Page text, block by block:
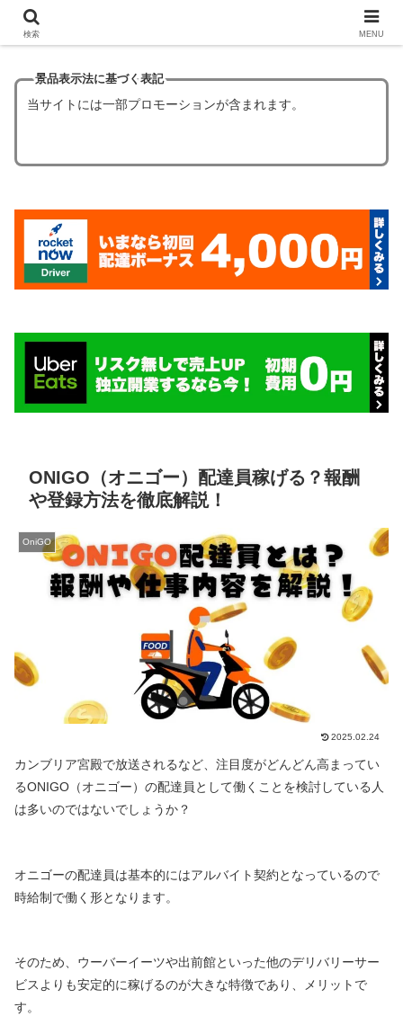
景品表示法に基づく表記
当サイトには一部プロモーションが含まれます。
ONIGO（オニゴー）配達員稼げる？報酬
や登録方法を徹底解説！
OniGO
2025.02.24
カンブリア宮殿で放送されるなど、注目度がどんどん高まってい
るONIGO（オニゴー）の配達員として働くことを検討している人
は多いのではないでしょうか？
オニゴーの配達員は基本的にはアルバイト契約となっているので
時給制で働く形となります。
そのため、ウーバーイーツや出前館といった他のデリバリーサー
ビスよりも安定的に稼げるのが大きな特徴であり、メリットで
す。
検索 MENU